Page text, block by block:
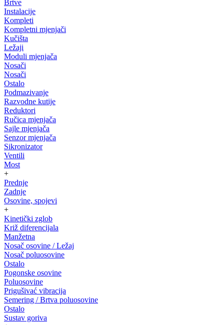
Brtve
Instalacije
Kompleti
Kompletni mjenjači
Kučišta
Ležaji
Moduli mjenjača
Nosači
Nosači
Ostalo
Podmazivanje
Razvodne kutije
Reduktori
Ručica mjenjača
Sajle mjenjača
Senzor mjenjača
Sikronizator
Ventili
Most
+
Prednje
Zadnje
Osovine, spojevi
+
Kinetički zglob
Križ diferencijala
Manžetna
Nosač osovine / Ležaj
Nosač poluosovine
Ostalo
Pogonske osovine
Poluosovine
Prigušivać vibracija
Semering / Brtva poluosovine
Ostalo
Sustav goriva